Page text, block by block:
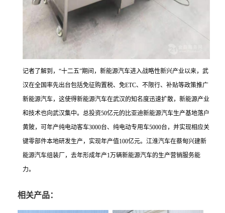
记者了解到，“十二五”期间，新能源汽车进入战略性新兴产业以来，武
汉在全国率先出台包括免征购置税、免ETC、不限行、补贴等政策推广
新能源汽车，这使得新能源汽车在武汉的知名度迅速扩散，新能源产业
和技术也向武汉集中。总投资50亿元的比亚迪新能源汽车生产基地落户
黄陂，可年产纯电动客车3000台、纯电动专用车5000台，并实现相应关
键零部件本地研发生产，实现年产值100亿元。江淮汽车在蔡甸兴建新
能源汽车组装厂，去年形成年产1万辆新能源汽车的生产营销服务能
力。
相关产品：